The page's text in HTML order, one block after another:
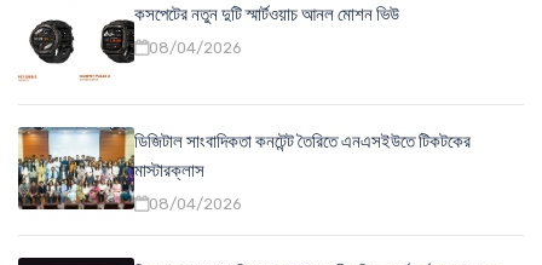
কসপেটের নতুন দুটি স্মার্টওয়াচ আনল মোশন ভিউ
08/04/2026
ডিজিটাল সাংবাদিকতা কনটেন্ট তৈরিতে এনএসইউতে টিকটকের
মাস্টারক্লাস
08/04/2026